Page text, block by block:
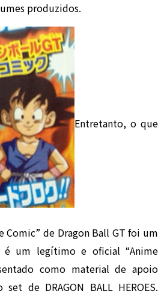
produzidos.
Entretanto, o que
Comic” de Dragon Ball GT foi um
é um legítimo e oficial “Anime
como material de apoio
de DRAGON BALL HEROES.